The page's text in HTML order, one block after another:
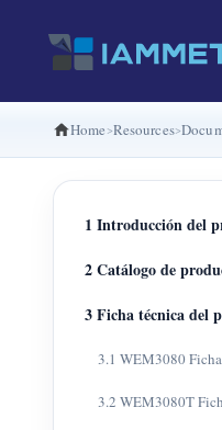
Home Resources
1 Introducción del
2 Catálogo de
3 Ficha técnica del
3.1 WEM3080
3.2 WEM3080T